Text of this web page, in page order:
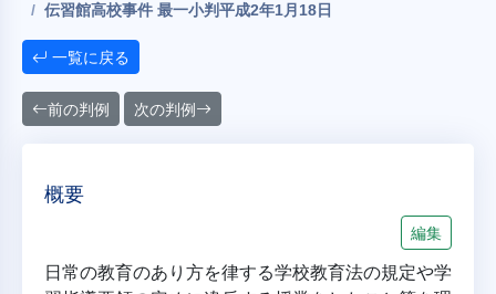
伝習館高校事件 最一小判平成2年1月18日
一覧に戻る
前の判例 次の判例
概要
編集
日常の教育のあり方を律する学校教育法の規定や学